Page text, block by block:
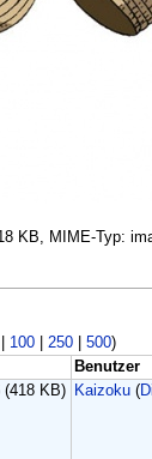
KB, MIME-Typ:
100| 250| 500)
Benutzer
(418 KB) Kaizoku (